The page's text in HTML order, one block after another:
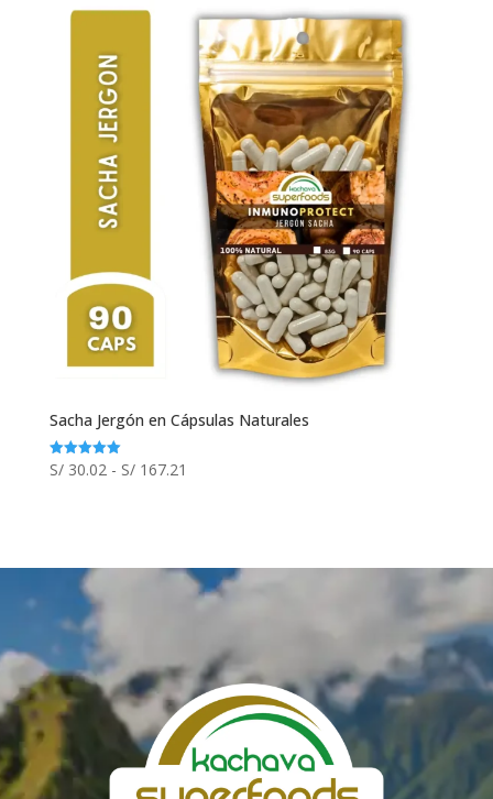
desde
S/ 22.00
hasta
S/ 89.00
Sacha Jergón en Cápsulas Naturales
Valorado
con
S/30.02 - S/167.21
S/ 30.02
hasta